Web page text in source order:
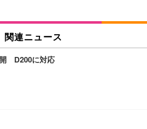
関連ニュース
開 D200に対応